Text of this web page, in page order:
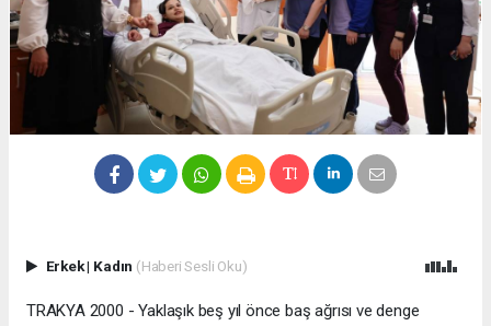
Erkek| Kadın (Haberi Sesli Oku)
TRAKYA 2000 - Yaklaşık beş yıl önce baş ağrısı ve denge